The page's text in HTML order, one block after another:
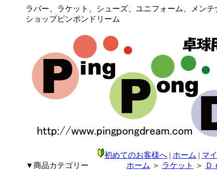
ラバー、ラケット、シューズ、ユニフォーム、メン
ショップピンポンドリーム
初めてのお客様へ | ホーム | マ
▼商品カテゴリー
ホーム ＞ ラケット ＞ Ｄ